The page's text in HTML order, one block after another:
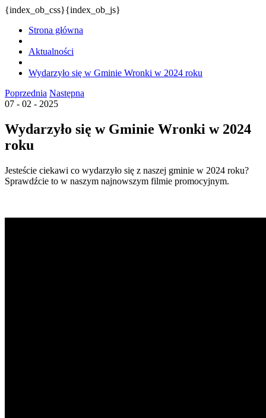
{index_ob_css}{index_ob_js}
Strona główna
Aktualności
Wydarzyło się w Gminie Wronki w 2024 roku
Poprzednia Następna
07 - 02 - 2025
Wydarzyło się w Gminie Wronki w 2024
roku
Jesteście ciekawi co wydarzyło się z naszej gminie w 2024 roku?
Sprawdźcie to w naszym najnowszym filmie promocyjnym.